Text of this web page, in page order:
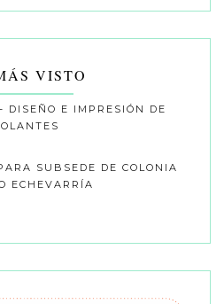
VISTO
DISEÑO E IMPRESIÓN DE
SUBSEDE DE COLONIA
ECHEVARRÍA